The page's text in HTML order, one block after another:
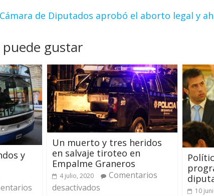
de Diputados aprobó el aborto legal y
gustar
y
Un muerto y tres heridos
en salvaje tiroteo en
Empalme Graneros
4 julio, 2020
Comentarios
desactivados
10